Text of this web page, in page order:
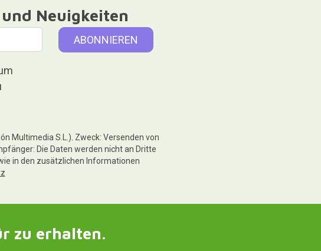
Neuigkeiten
Multimedia S.L.). Zweck: Versenden von
Die Daten werden nicht an Dritte
in den zusätzlichen Informationen
zu erhalten.